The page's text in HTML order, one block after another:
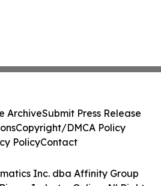
Inc. dba Affinity Group
ArchiveSubmit Press Release
Copyright/DMCA Policy
PolicyContact